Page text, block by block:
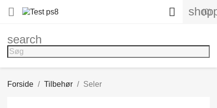
 (0)

search
Forside Tilbehør Seler